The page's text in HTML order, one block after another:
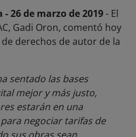
26 de marzo de 2019- El
Gadi Oron, comentó hoy
derechos de autor de la
sentado las bases
mejor y más justo,
estarán en una
negociar tarifas de